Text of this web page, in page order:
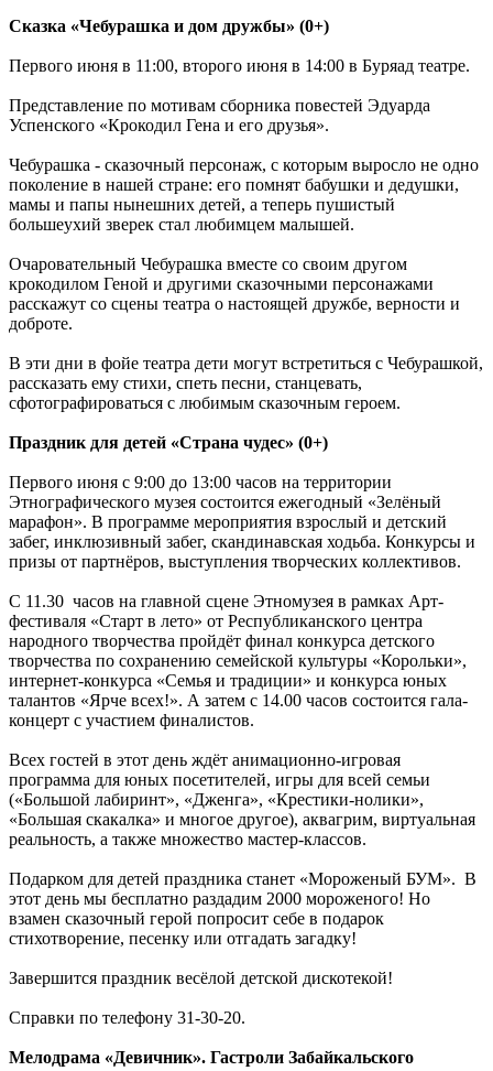
Сказка «Чебурашка и дом дружбы» (0+)
Первого июня в 11:00, второго июня в 14:00 в Буряад театре.
Представление по мотивам сборника повестей Эдуарда
Успенского «Крокодил Гена и его друзья».
Чебурашка - сказочный персонаж, с которым выросло не одно
поколение в нашей стране: его помнят бабушки и дедушки,
мамы и папы нынешних детей, а теперь пушистый
большеухий зверек стал любимцем малышей.
Очаровательный Чебурашка вместе со своим другом
крокодилом Геной и другими сказочными персонажами
расскажут со сцены театра о настоящей дружбе, верности и
доброте.
В эти дни в фойе театра дети могут встретиться с Чебурашкой,
рассказать ему стихи, спеть песни, станцевать,
сфотографироваться с любимым сказочным героем.
Праздник для детей «Страна чудес» (0+)
Первого июня с 9:00 до 13:00 часов на территории
Этнографического музея состоится ежегодный «Зелёный
марафон». В программе мероприятия взрослый и детский
забег, инклюзивный забег, скандинавская ходьба. Конкурсы и
призы от партнёров, выступления творческих коллективов.
С 11.30 часов на главной сцене Этномузея в рамках Арт-
фестиваля «Старт в лето» от Республиканского центра
народного творчества пройдёт финал конкурса детского
творчества по сохранению семейской культуры «Корольки»,
интернет-конкурса «Семья и традиции» и конкурса юных
талантов «Ярче всех!». А затем с 14.00 часов состоится гала-
концерт с участием финалистов.
Всех гостей в этот день ждёт анимационно-игровая
программа для юных посетителей, игры для всей семьи
(«Большой лабиринт», «Дженга», «Крестики-нолики»,
«Большая скакалка» и многое другое), аквагрим, виртуальная
реальность, а также множество мастер-классов.
Подарком для детей праздника станет «Мороженый БУМ». В
этот день мы бесплатно раздадим 2000 мороженого! Но
взамен сказочный герой попросит себе в подарок
стихотворение, песенку или отгадать загадку!
Завершится праздник весёлой детской дискотекой!
Справки по телефону 31-30-20.
Мелодрама «Девичник». Гастроли Забайкальского